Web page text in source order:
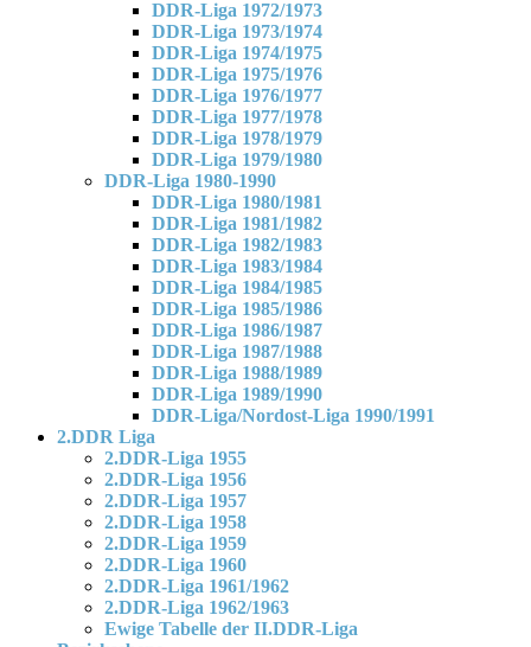
DDR-Liga 1972/1973
DDR-Liga 1973/1974
DDR-Liga 1974/1975
DDR-Liga 1975/1976
DDR-Liga 1976/1977
DDR-Liga 1977/1978
DDR-Liga 1978/1979
DDR-Liga 1979/1980
DDR-Liga 1980-1990
DDR-Liga 1980/1981
DDR-Liga 1981/1982
DDR-Liga 1982/1983
DDR-Liga 1983/1984
DDR-Liga 1984/1985
DDR-Liga 1985/1986
DDR-Liga 1986/1987
DDR-Liga 1987/1988
DDR-Liga 1988/1989
DDR-Liga 1989/1990
DDR-Liga/Nordost-Liga 1990/1991
2.DDR Liga
2.DDR-Liga 1955
2.DDR-Liga 1956
2.DDR-Liga 1957
2.DDR-Liga 1958
2.DDR-Liga 1959
2.DDR-Liga 1960
2.DDR-Liga 1961/1962
2.DDR-Liga 1962/1963
Ewige Tabelle der II.DDR-Liga